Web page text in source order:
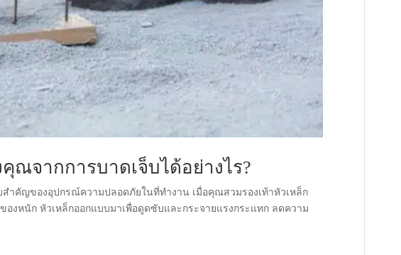
ณจากการบาดเจ็บได้อย่างไร?
สําคัญของอุปกรณ์ความปลอดภัยในที่ทํางาน เมื่อคุณสวมรองเท้าหัวเหล็ก
งหนัก หัวเหล็กออกแบบมาเพื่อดูดซับและกระจายแรงกระแทก ลดความ